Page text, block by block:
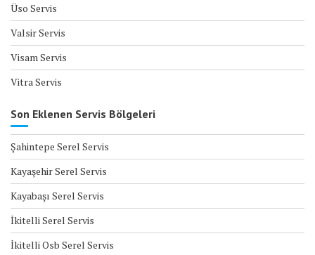
Üso Servis
Valsir Servis
Visam Servis
Vitra Servis
Son Eklenen Servis Bölgeleri
Şahintepe Serel Servis
Kayaşehir Serel Servis
Kayabaşı Serel Servis
İkitelli Serel Servis
İkitelli Osb Serel Servis